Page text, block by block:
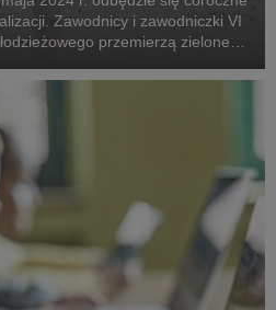
Zawodnicy i zawodniczki VI
przemierzą zielone,
będ...